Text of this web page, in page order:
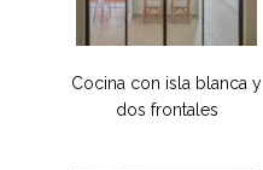
Cocina con isla blanca y
dos frontales